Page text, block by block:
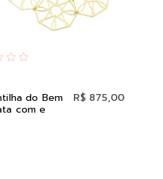
do Bem
com e
R$ 875,00